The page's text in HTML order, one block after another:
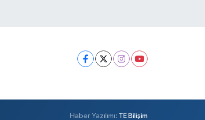
Haber Yazılımı: TE Bilişim